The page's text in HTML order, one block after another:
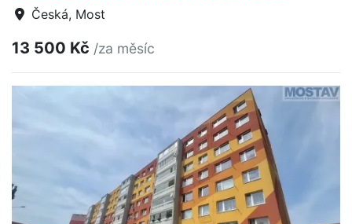
Česká, Most
13 500 Kč /za měsíc